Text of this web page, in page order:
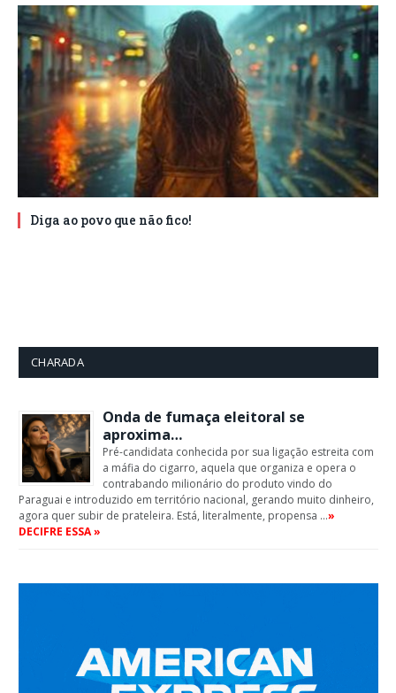
Diga ao povo que não fico!
CHARADA
Onda de fumaça eleitoral se
aproxima…
Pré-candidata conhecida por sua ligação estreita com
a máfia do cigarro, aquela que organiza e opera o
contrabando milionário do produto vindo do
Paraguai e introduzido em território nacional, gerando muito dinheiro,
agora quer subir de prateleira. Está, literalmente, propensa …»
DECIFRE ESSA »